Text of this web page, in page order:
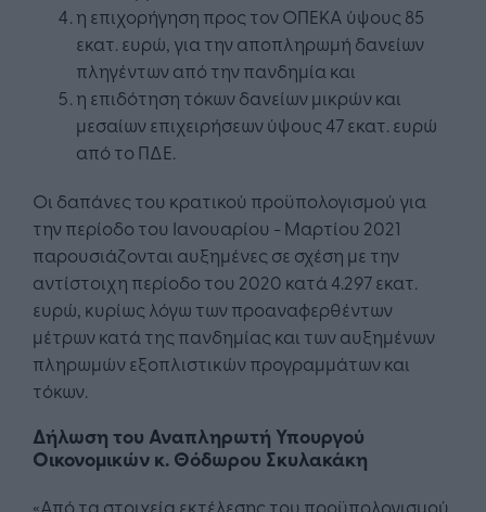
η επιχορήγηση προς τον ΟΠΕΚΑ ύψους 85
εκατ. ευρώ, για την αποπληρωμή δανείων
πληγέντων από την πανδημία και
η επιδότηση τόκων δανείων μικρών και
μεσαίων επιχειρήσεων ύψους 47 εκατ. ευρώ
από το ΠΔΕ.
Οι δαπάνες του κρατικού προϋπολογισμού για
την περίοδο του Ιανουαρίου - Μαρτίου 2021
παρουσιάζονται αυξημένες σε σχέση με την
αντίστοιχη περίοδο του 2020 κατά 4.297 εκατ.
ευρώ, κυρίως λόγω των προαναφερθέντων
μέτρων κατά της πανδημίας και των αυξημένων
πληρωμών εξοπλιστικών προγραμμάτων και
τόκων.
Δήλωση του Αναπληρωτή Υπουργού
Οικονομικών κ. Θόδωρου Σκυλακάκη
«Από τα στοιχεία εκτέλεσης του προϋπολογισμού